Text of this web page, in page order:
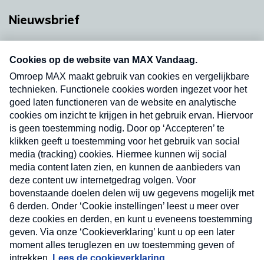
Nieuwsbrief
Neem hier een gratis abonnement op onze
nieuwsbrief. Elke vrijdag- en dinsdagochtend in
uw mailbox.
Verzend
Nieuwsbrief
Neem hier een gratis abonnement op onze
nieuwsbrief. Elke vrijdag- en dinsdagochtend in uw